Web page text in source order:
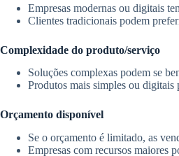
Empresas modernas ou digitais
Clientes tradicionais podem
Complexidade do produto/serviço
Soluções complexas podem se
Produtos mais simples ou digitais
Orçamento disponível
Se o orçamento é limitado, as
Empresas com recursos maiores